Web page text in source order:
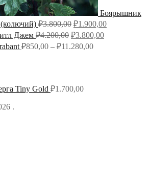
Боярышник
₽3.800,00 ₽1.900,00
Джем ₽4.200,00 ₽3.800,00
₽850,00 – ₽11.280,00
Tiny Gold ₽1.700,00
.